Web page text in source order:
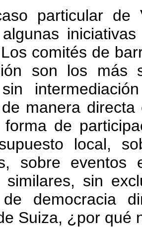
particular de
comités de
son los más
manera
forma de
local,
sobre
similares, sin
democracia
Suiza, ¿por qué